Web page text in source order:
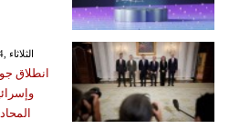
GMT 13:52 2026 الثلاثاء ,04 آب / أغسطس
انطلاق